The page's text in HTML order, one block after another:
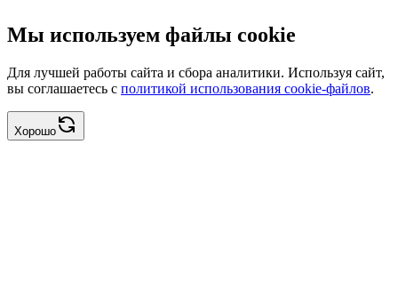
Мы используем файлы cookie
Для лучшей работы сайта и сбора аналитики. Используя сайт,
вы соглашаетесь с политикой использования cookie-файлов.
Хорошо